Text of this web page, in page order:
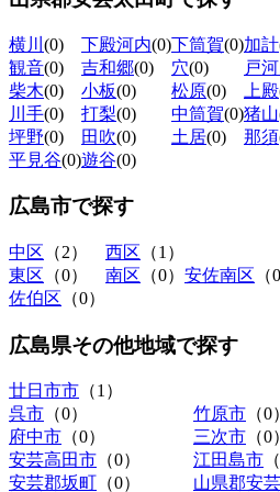
横川 (0) 下殿河内(0)下筒賀(0)加計
観音(0) 吉和郷(0) 穴(0) 戸
柴木(0) 小板(0) 松原(0) 上殿
川手(0) 打梨(0) 中筒賀(0)猪山
坪野(0) 田吹(0) 土居(0) 那須
平見谷(0)遊谷(0)
広島市で探す
中区 （2） 西区 （1）
東区 （0） 南区 （0） 安佐南区 （
佐伯区 （0）
広島県その他地域で探す
廿日市市 （1）
呉市 （0） 竹原市 （0）
府中市 （0） 三次市 （0）
安芸高田市 （0） 江田島市
安芸郡坂町 （0） 山県郡安